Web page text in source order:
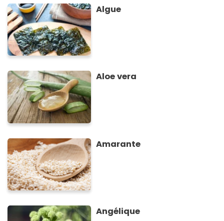
Algue
Aloe vera
Amarante
Angélique